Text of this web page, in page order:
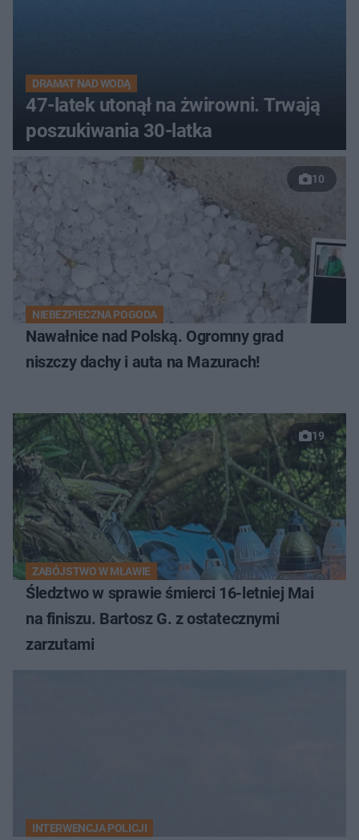
DRAMAT NAD WODĄ
47-latek utonął na żwirowni. Trwają
poszukiwania 30-latka
10
NIEBEZPIECZNA POGODA
Nawałnice nad Polską. Ogromny grad
niszczy dachy i auta na Mazurach!
19
ZABÓJSTWO W MŁAWIE
Śledztwo w sprawie śmierci 16-letniej Mai
na finiszu. Bartosz G. z ostatecznymi
zarzutami
INTERWENCJA POLICJI